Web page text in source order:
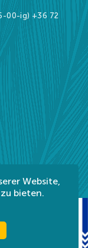
Website,
bieten.
00-ig) +36 72